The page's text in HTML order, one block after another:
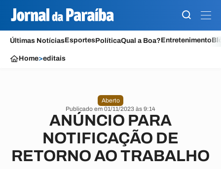
Últimas NotíciasEsportesPolíticaQual a Boa?Entretenimento
Home>editais
Aberto
Publicado em 01/11/2023 às 9:14
ANÚNCIO PARA
NOTIFICAÇÃO DE
RETORNO AO TRABALHO